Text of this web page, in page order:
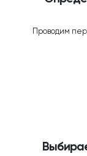
Проводим